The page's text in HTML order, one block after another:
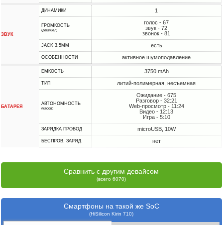
ЗВУК
ДИНАМИКИ 1
ГРОМКОСТЬ
(децибел)
голос - 67
звук - 72
звонок - 81
JACK 3.5MM есть
ОСОБЕННОСТИ активное шумоподавление
БАТАРЕЯ
ЕМКОСТЬ 3750 mAh
ТИП литий-полимерная, несъемная
АВТОНОМНОСТЬ
(часов)
Ожидание - 675
Разговор - 32:21
Web-просмотр - 11:24
Видео - 12:13
Игра - 5:10
ЗАРЯДКА ПРОВОД microUSB, 10W
БЕСПРОВ. ЗАРЯД. нет
Сравнить с другим девайсом
(всего 6070)
Смартфоны на такой же SoC
(HiSilicon Kirin 710)